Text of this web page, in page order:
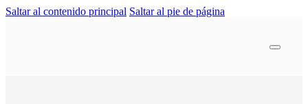
Saltar al contenido principal Saltar al pie de página